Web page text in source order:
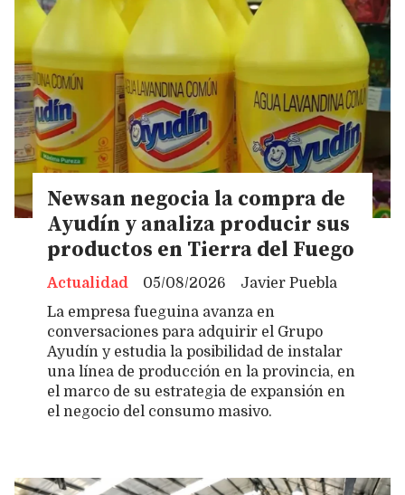
Newsan negocia la compra de
Ayudín y analiza producir sus
productos en Tierra del Fuego
Javier Puebla
Actualidad
05/08/2026
La empresa fueguina avanza en
conversaciones para adquirir el Grupo
Ayudín y estudia la posibilidad de instalar
una línea de producción en la provincia, en
el marco de su estrategia de expansión en
el negocio del consumo masivo.